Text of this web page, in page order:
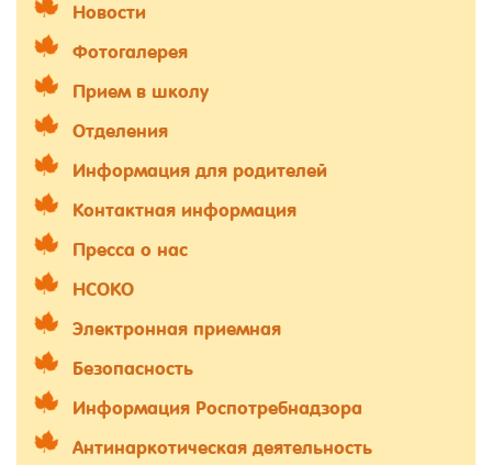
Новости
Фотогалерея
Прием в школу
Отделения
Информация для родителей
Контактная информация
Пресса о нас
НСОКО
Электронная приемная
Безопасность
Информация Роспотребнадзора
Антинаркотическая деятельность